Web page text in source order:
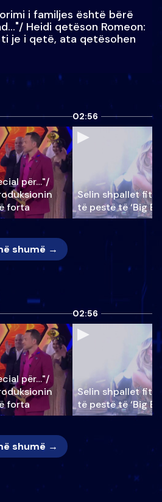
i familjes është bërë
Heidi qetëson Romeon:
ti je i qetë, ata qetësohen
për…"/
forta
02:56
Selin shpallet
të pestë të ‘Big
shumë →
për…"/
forta
02:56
Selin shpallet
të pestë të ‘Big
shumë →